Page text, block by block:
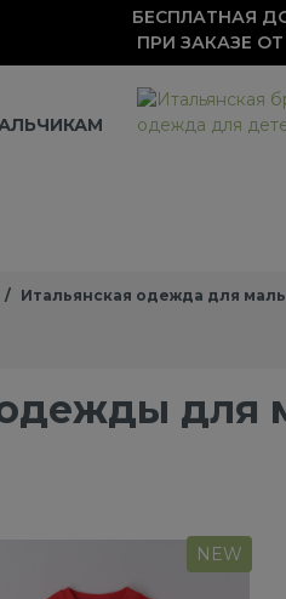
БЕСПЛАТНАЯ
ПРИ ЗАКАЗЕ ОТ
Итальянская одежда для
для
NEW